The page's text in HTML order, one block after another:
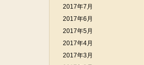
2017年7月
2017年6月
2017年5月
2017年4月
2017年3月